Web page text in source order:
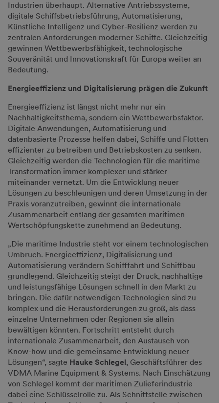
Industrien überhaupt. Alternative Antriebssysteme,
digitale Schiffsbetriebsführung, Automatisierung,
Künstliche Intelligenz und Cyber-Resilienz werden zu
zentralen Anforderungen moderner Schiffe. Gleichzeitig
gewinnen Wettbewerbsfähigkeit, technologische
Souveränität und Innovationskraft für Europa weiter an
Bedeutung.
Energieeffizienz und Digitalisierung prägen die Zukunft
Energieeffizienz ist längst nicht mehr nur ein
Nachhaltigkeitsthema, sondern ein Wettbewerbsfaktor.
Digitale Anwendungen, Automatisierung und
datenbasierte Prozesse helfen dabei, Schiffe und Flotten
effizienter zu betreiben und Betriebskosten zu senken.
Gleichzeitig werden die Technologien für die maritime
Transformation immer komplexer und stärker
miteinander vernetzt. Um die Entwicklung neuer
Lösungen zu beschleunigen und deren Umsetzung in der
Praxis voranzutreiben, gewinnt die internationale
Zusammenarbeit entlang der gesamten maritimen
Wertschöpfungskette zunehmend an Bedeutung.
„Die maritime Industrie steht vor einem technologischen
Umbruch. Energieeffizienz, Digitalisierung und
Automatisierung verändern Schifffahrt und Schiffbau
grundlegend. Gleichzeitig steigt der Druck, nachhaltige
und leistungsfähige Lösungen schnell in den Markt zu
bringen. Die dafür notwendigen Technologien sind zu
komplex und die Herausforderungen zu groß, als dass
einzelne Unternehmen oder Regionen sie allein
bewältigen könnten. Fortschritt entsteht durch
internationale Zusammenarbeit, den Austausch von
Know-how und die gemeinsame Entwicklung neuer
Lösungen“, sagte Hauke Schlegel, Geschäftsführer des
VDMA Marine Equipment & Systems. Nach Einschätzung
von Schlegel kommt der maritimen Zulieferindustrie
dabei eine Schlüsselrolle zu. Als Schnittstelle zwischen